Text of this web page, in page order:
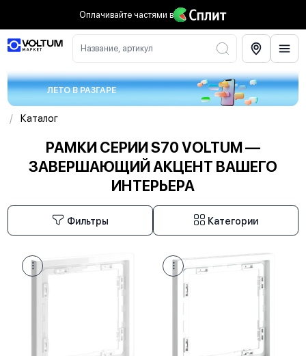
Оплачивайте частями в
Название, артикул
ЛЕТО В РАЗГАРЕ
/ Каталог
РАМКИ СЕРИИ S70 VOLTUM —
ЗАВЕРШАЮЩИЙ АКЦЕНТ ВАШЕГО
ИНТЕРЬЕРА
Фильтры Категории